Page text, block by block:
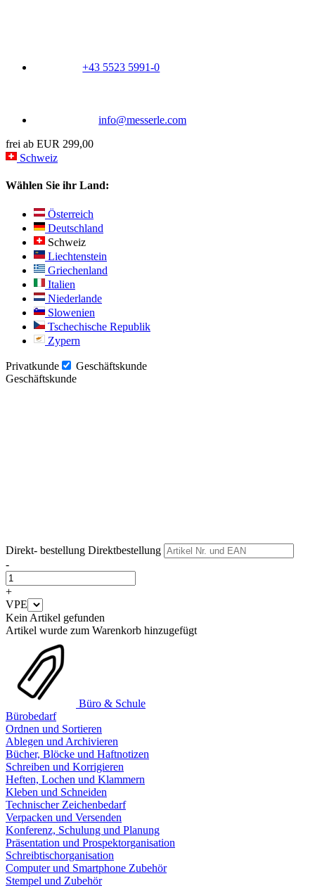
+43 5523 5991-0
info@messerle.com
frei ab EUR 299,00
Schweiz
Wählen Sie ihr Land:
Österreich
Deutschland
Schweiz
Liechtenstein
Griechenland
Italien
Niederlande
Slowenien
Tschechische Republik
Zypern
Privatkunde
Geschäftskunde
Geschäftskunde
Direkt- bestellung Direktbestellung
-
+
VPE
Kein Artikel gefunden
Artikel wurde zum Warenkorb hinzugefügt
Büro & Schule
Bürobedarf
Ordnen und Sortieren
Ablegen und Archivieren
Bücher, Blöcke und Haftnotizen
Schreiben und Korrigieren
Heften, Lochen und Klammern
Kleben und Schneiden
Technischer Zeichenbedarf
Verpacken und Versenden
Konferenz, Schulung und Planung
Präsentation und Prospektorganisation
Schreibtischorganisation
Computer und Smartphone Zubehör
Stempel und Zubehör